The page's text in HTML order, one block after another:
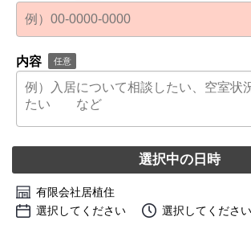
内容 任意
選択中の日時
有限会社居植住
選択してください
選択してください